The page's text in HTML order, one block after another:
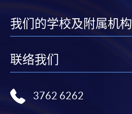
我们的学校及附属机构
联络我们
3762 6262